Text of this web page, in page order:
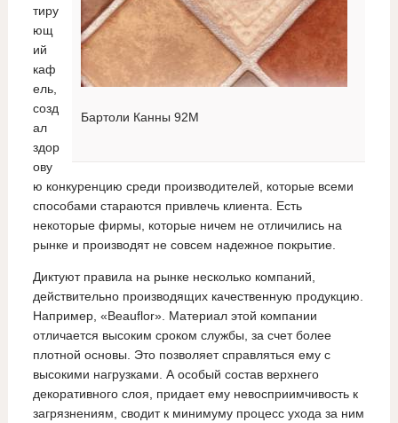
Бартоли Канны 92М
тиру
ющ
ий
каф
ель,
созд
ал
здор
ову
ю конкуренцию среди производителей, которые всеми
способами стараются привлечь клиента. Есть
некоторые фирмы, которые ничем не отличились на
рынке и производят не совсем надежное покрытие.
Диктуют правила на рынке несколько компаний,
действительно производящих качественную продукцию.
Например, «Beauflor». Материал этой компании
отличается высоким сроком службы, за счет более
плотной основы. Это позволяет справляться ему с
высокими нагрузками. А особый состав верхнего
декоративного слоя, придает ему невосприимчивость к
загрязнениям, сводит к минимуму процесс ухода за ним